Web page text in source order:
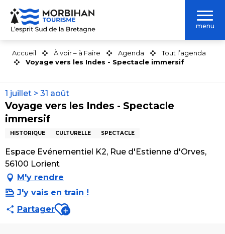
Aller
contenu
menu
Accueil À voir – à Faire Agenda
Tout l’agenda
Voyage vers les Indes - Spectacle immersif
1 juillet > 31 août
Voyage vers les Indes - Spectacle
immersif
HISTORIQUE CULTURELLE SPECTACLE
Espace Evénementiel K2, Rue d'Estienne d'Orves,
56100 Lorient
M'y rendre
J'y vais en train !
PartagerAjouter aux favoris